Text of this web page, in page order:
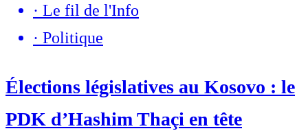
· Le fil de l'Info
· Politique
Élections législatives au Kosovo : le
PDK d’Hashim Thaçi en tête